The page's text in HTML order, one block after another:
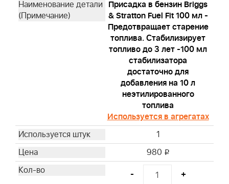
Присадка в бензин Briggs
& Stratton Fuel Fit 100 мл -
Предотвращает старение
топлива. Стабилизирует
топливо до 3 лет -100 мл
стабилизатора
достаточно для
добавления на 10 л
неэтилированного
топлива
Используется в агрегатах
1
980 i
- +